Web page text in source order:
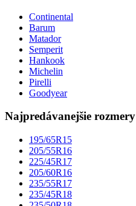
Continental
Barum
Matador
Semperit
Hankook
Michelin
Pirelli
Goodyear
Najpredávanejšie rozmery
195/65R15
205/55R16
225/45R17
205/60R16
235/55R17
235/45R18